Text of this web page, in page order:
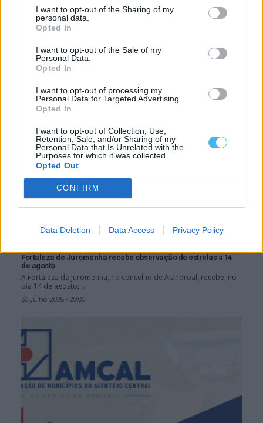
I want to opt-out of the Sharing of my
personal data.
Opted In
I want to opt-out of the Sale of my
Personal Data.
Opted In
I want to opt-out of processing my
Personal Data for Targeted Advertising.
Opted In
I want to opt-out of Collection, Use,
Retention, Sale, and/or Sharing of my
Personal Data that Is Unrelated with the
Purposes for which it was collected.
Opted Out
CONFIRM
Data Deletion Data Access Privacy Policy
do Programa Crescer com o Turismo
A Câmara de Gavião vai receber cerca de 325 mil euros do
Programa Crescer...
Fortaleza de Juromenha recebe observação de estrelas a 14
de agosto
A Fortaleza de Juromenha, no concelho de Alandroal, recebe, no
dia 14 de agosto,...
30 Julho, 2026 - 20:00